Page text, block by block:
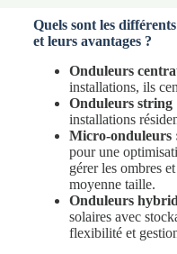
Quels sont les
et leurs avantages ?
Onduleurs
installations, ils
Onduleurs string
installations
Micro-onduleurs
pour une
gérer les ombres
moyenne taille.
Onduleurs
solaires avec
flexibilité et